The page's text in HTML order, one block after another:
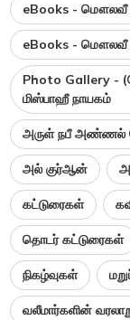
eBooks - மௌலவீ
eBooks - மௌலவீ
Photo Gallery -
மிஸ்பாஹீ நாயகம்
அருள் நபீ அண்ணல்
அல் குர்ஆன்
கட்டுரைகள்
தொடர் கட்டுரைகள்
நிகழ்வுகள்
வலீமார்களின்